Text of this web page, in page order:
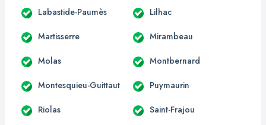
Labastide-Paumès Lilhac
Martisserre Mirambeau
Molas Montbernard
Montesquieu-Guittaut Puymaurin
Riolas Saint-Frajou